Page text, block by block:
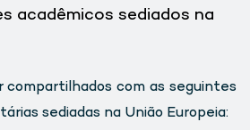
acadêmicos sediados na
compartilhados com as seguintes
sediadas na União Europeia: